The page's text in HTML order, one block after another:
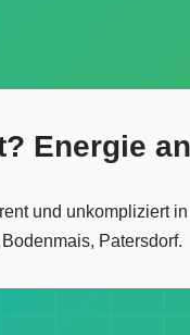
Energie
und unkompliziert
Patersdorf.